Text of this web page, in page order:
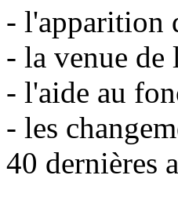
- l'apparition
- la venue de
- l'aide au
- les
40 dernières